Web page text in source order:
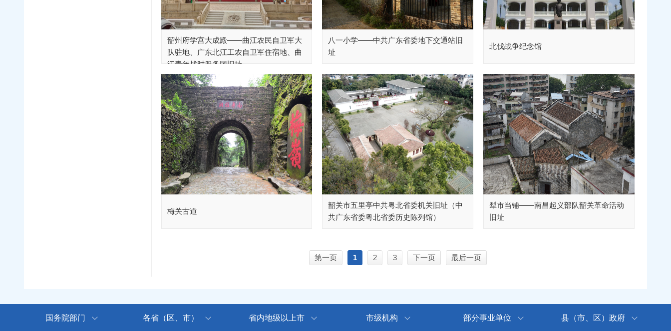
韶州府学宫大成殿——曲江农民自卫军大
队驻地、广东北江工农自卫军住宿地、曲
江青年战时服务团旧址
八一小学——中共广东省委地下交通站旧
址
北伐战争纪念馆
梅关古道
韶关市五里亭中共粤北省委机关旧址（中
共广东省委粤北省委历史陈列馆）
犁市当铺——南昌起义部队韶关革命活动
旧址
第一页 1 2 3 下一页 最后一页
国务院部门 各省（区、市） 省内地级以上市 市级机构 部分事业单位 县（市、区）政府